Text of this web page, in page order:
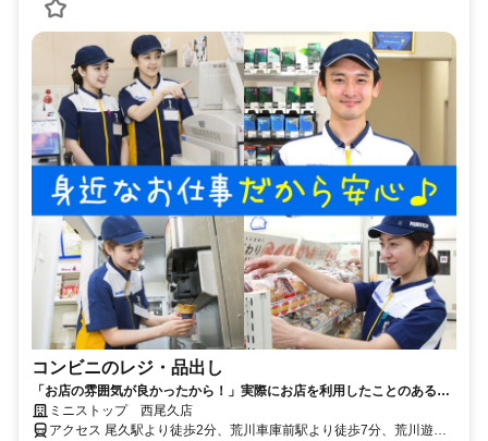
コンビニのレジ・品出し
「お店の雰囲気が良かったから！」実際にお店を利用したことのある方
からもご応募頂いています♪募集シフトの中からまずは好きな時間をお選
びください☆
ミニストップ 西尾久店
アクセス 尾久駅より徒歩2分、荒川車庫前駅より徒歩7分、荒川遊園